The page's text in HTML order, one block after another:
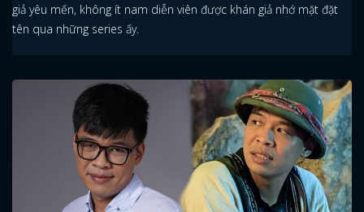
giả yêu mến, không ít nam diễn viên được khán giả nhớ mặt đặt
tên qua những series ấy.